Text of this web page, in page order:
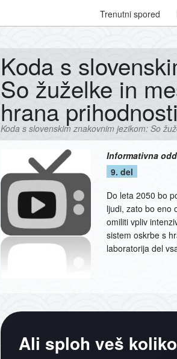
Trenutni spored
Koda s
So žuželke in
hrana
Koda s slovenskim znakovnim jezikom: So
Informativna
9. del
Do leta 2050 bo
ljudi, zato bo eno
omiliti vpliv
sistem oskrbe s
laboratorija del
Ali sploh veš